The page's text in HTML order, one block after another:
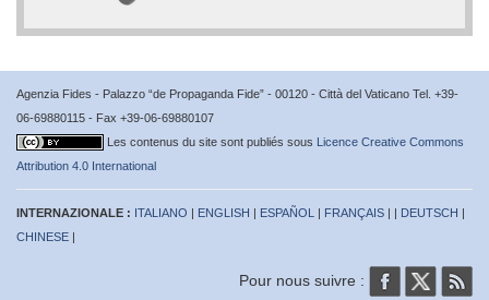
Agenzia Fides - Palazzo “de Propaganda Fide” - 00120 - Città del Vaticano Tel. +39-
06-69880115 - Fax +39-06-69880107
Les contenus du site sont publiés sous Licence Creative Commons
Attribution 4.0 International
INTERNAZIONALE : ITALIANO | ENGLISH | ESPAÑOL | FRANÇAIS | | DEUTSCH |
CHINESE |
Pour nous suivre :